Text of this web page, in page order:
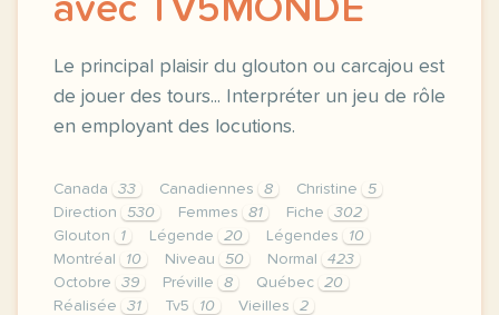
avec TV5MONDE
Le principal plaisir du glouton ou carcajou est
de jouer des tours... Interpréter un jeu de rôle
en employant des locutions.
Canada 33 Canadiennes 8 Christine
5
Direction
530 Femmes 81 Fiche
302
Glouton
1 Légende 20 Légendes
10
Montréal
10 Niveau 50 Normal
423
Octobre
39 Préville 8 Québec
20
Réalisée
31 Tv5 10 Vieilles 2